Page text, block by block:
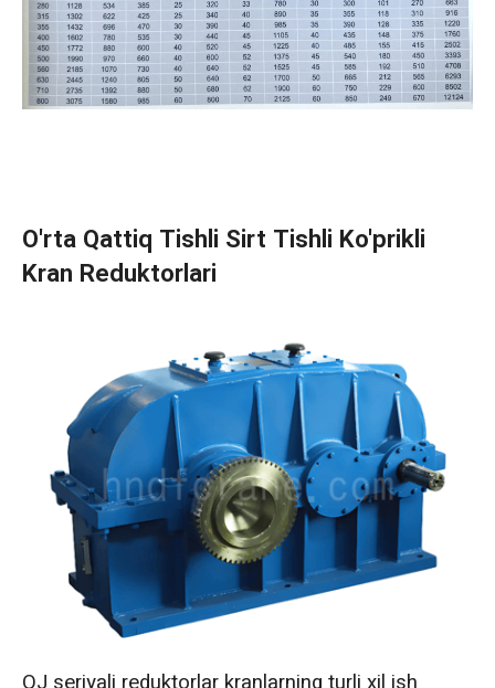
O'rta Qattiq Tishli Sirt Tishli Ko'prikli
Kran Reduktorlari